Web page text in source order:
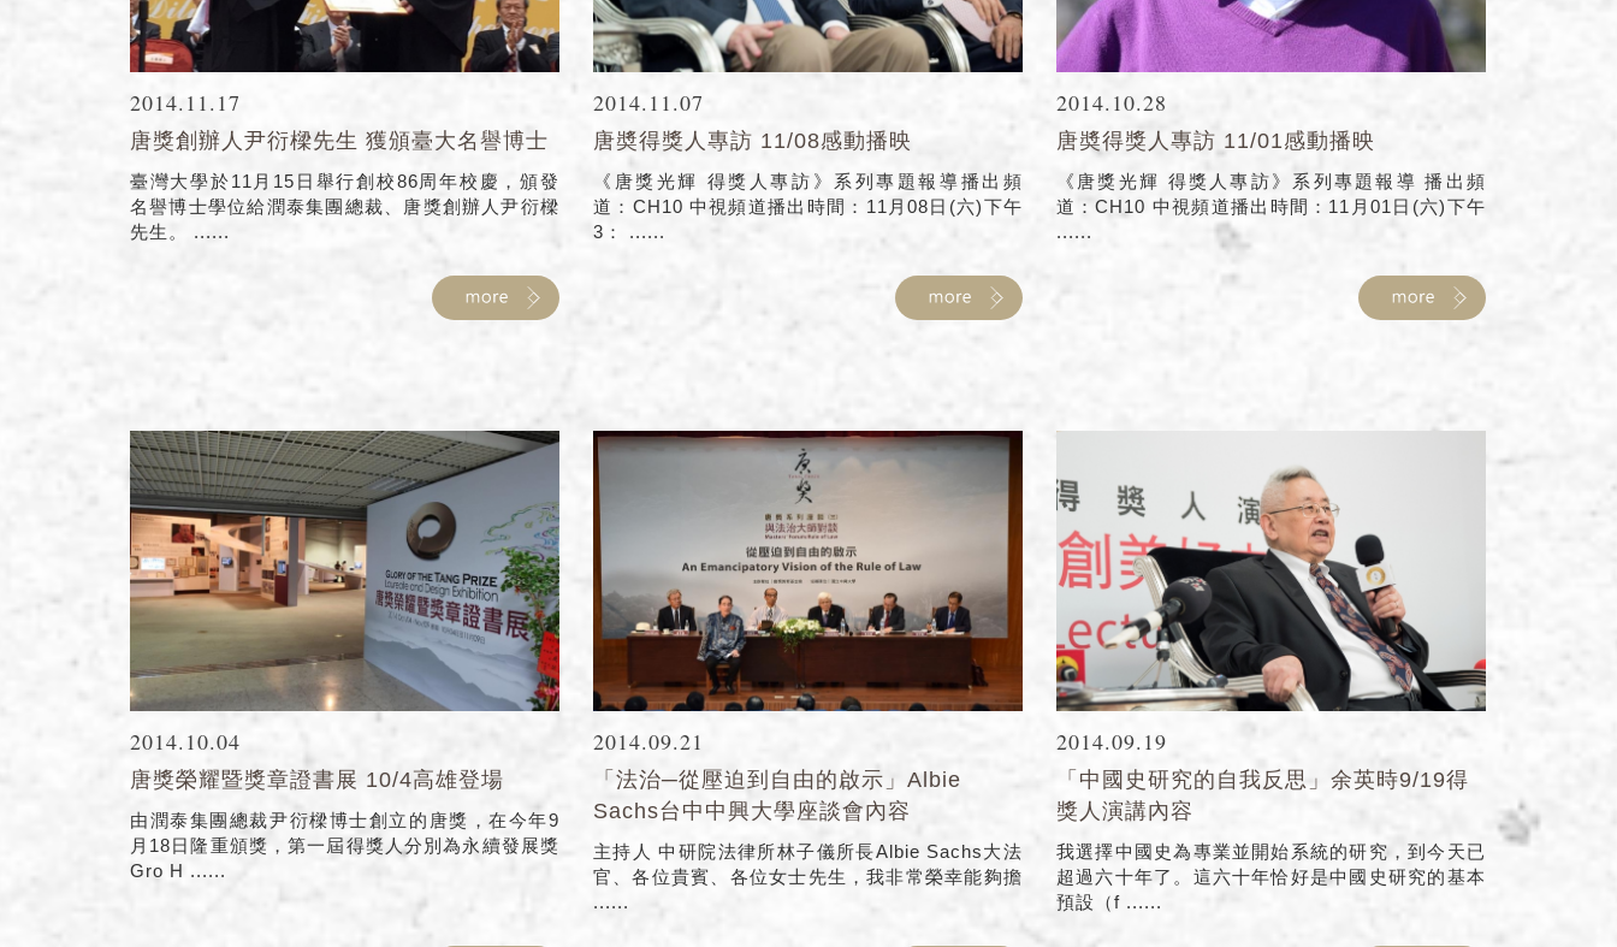
2014.11.17
唐獎創辦人尹衍樑先生 獲頒臺大名譽博士
臺灣大學於11月15日舉行創校86周年校慶，頒發
名譽博士學位給潤泰集團總裁、唐獎創辦人尹衍樑
先生。 ......
2014.11.07
唐奬得獎人專訪 11/08感動播映
《唐獎光輝 得獎人專訪》系列專題報導播出頻
道：CH10 中視頻道播出時間：11月08日(六)下午
3： ......
2014.10.28
唐奬得獎人專訪 11/01感動播映
《唐獎光輝 得獎人專訪》系列專題報導 播出頻
道：CH10 中視頻道播出時間：11月01日(六)下午
......
2014.10.04
唐獎榮耀暨獎章證書展 10/4高雄登場
由潤泰集團總裁尹衍樑博士創立的唐獎，在今年9
月18日隆重頒獎，第一屆得獎人分別為永續發展獎
Gro H ......
2014.09.21
「法治─從壓迫到自由的啟示」Albie
Sachs台中中興大學座談會內容
主持人 中研院法律所林子儀所長Albie Sachs大法
官、各位貴賓、各位女士先生，我非常榮幸能夠擔
......
2014.09.19
「中國史研究的自我反思」余英時9/19得
獎人演講內容
我選擇中國史為專業並開始系統的研究，到今天已
超過六十年了。這六十年恰好是中國史研究的基本
預設（f ......